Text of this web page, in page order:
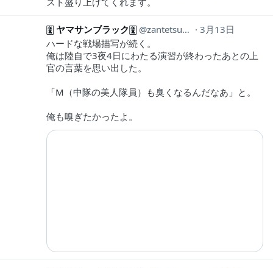
🀋 ヤマサンブラック🀋 zantetsusen
3月13日
ハードな戦場描写が続く。
俺は陸自で3夜4日にわたる演習が終わったあとの上
官の言葉を思い出した。
「M（中隊の美人隊員）も臭くなるんだなあ」と。
俺も嗅ぎたかったよ。